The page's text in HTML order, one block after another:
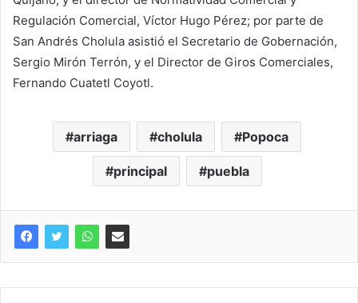
Regulación Comercial, Víctor Hugo Pérez; por parte de
San Andrés Cholula asistió el Secretario de Gobernación,
Sergio Mirón Terrón, y el Director de Giros Comerciales,
Fernando Cuatetl Coyotl.
arriaga cholula Popoca
principal puebla